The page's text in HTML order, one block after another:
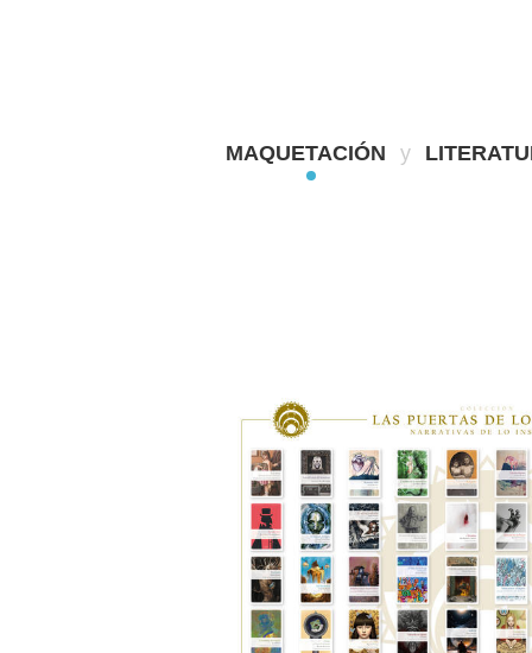
MAQUETACIÓN y